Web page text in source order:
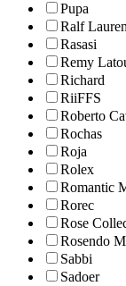
Pupa
Ralf Lauren
Rasasi
Remy
Richard
RiiFFS
Roberto
Rochas
Roja
Rolex
Romantic
Rorec
Rose
Rosendo
Sabbi
Sadoer